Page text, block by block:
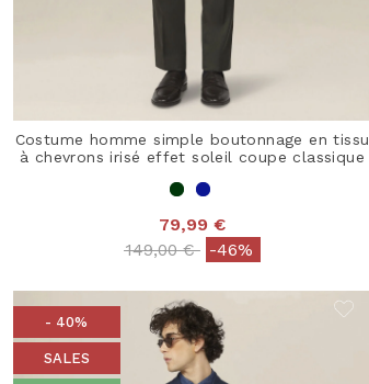
Costume homme simple boutonnage en tissu
à chevrons irisé effet soleil coupe classique
79,99 €
Price reduced from
149,00 €to-46%
- 40%
SALES